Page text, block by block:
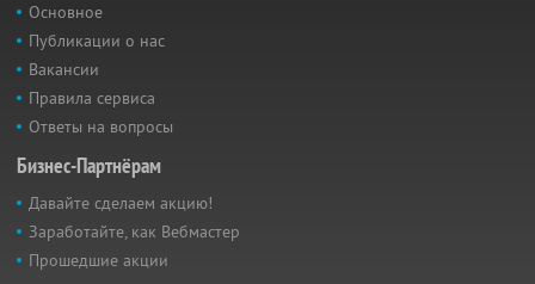
Основное
Публикации о нас
Вакансии
Правила сервиса
Ответы на вопросы
Бизнес-Партнёрам
Давайте сделаем акцию!
Заработайте, как Вебмастер
Прошедшие акции